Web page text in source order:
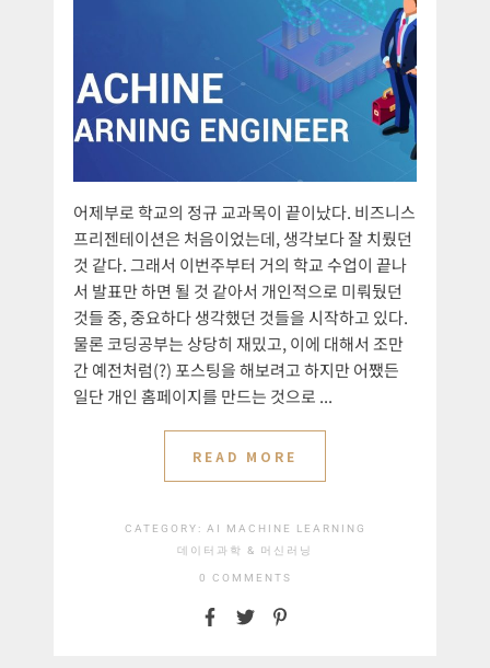
어제부로 학교의 정규 교과목이 끝이났다. 비즈니스
프리젠테이션은 처음이었는데, 생각보다 잘 치뤘던
것 같다. 그래서 이번주부터 거의 학교 수업이 끝나
서 발표만 하면 될 것 같아서 개인적으로 미뤄뒀던
것들 중, 중요하다 생각했던 것들을 시작하고 있다.
물론 코딩공부는 상당히 재밌고, 이에 대해서 조만
간 예전처럼(?) 포스팅을 해보려고 하지만 어쨌든
일단 개인 홈페이지를 만드는 것으로 ...
READ MORE
CATEGORY: AI
MACHINE LEARNING
데이터과학 & 머신러닝
0 COMMENTS